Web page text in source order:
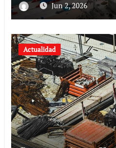
Jun 2, 2026
Actualidad